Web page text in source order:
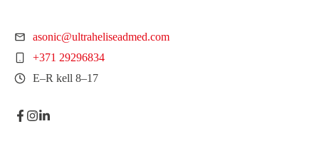
asonic@ultraheliseadmed.com
+371 29296834
E–R kell 8–17